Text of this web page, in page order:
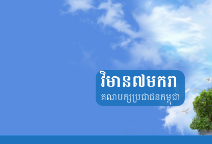
វិមាន៧មករា
គណបក្សប្រជាជនកម្ពុជា